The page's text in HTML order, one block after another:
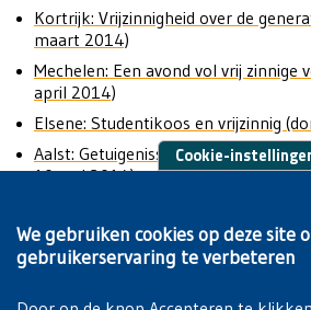
Kortrijk: Vrijzinnigheid over de
maart 2014)
Mechelen: Een avond vol vrij zinnige
april 2014)
Elsene: Studentikoos en vrijzinnig
Aalst: Getuigenissen over vrijzinnig
10 mei 2014)
De verschillende gesprekken werden
fragmenten. Deze werden nadien ook
Cookie-
We gebruiken cookies op deze site
gebruikerservaring te verbeteren